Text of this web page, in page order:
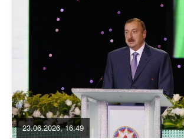
23.06.2026, 16:49